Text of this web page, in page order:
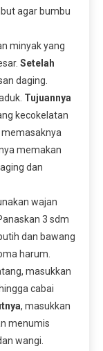
agar bumbu
minyak yang
Setelah
daging.
Tujuannya
kecokelatan
memakan
dan
wajan
3 sdm
dan bawang
harum.
masukkan
cabai
, masukkan
menumis
wangi.